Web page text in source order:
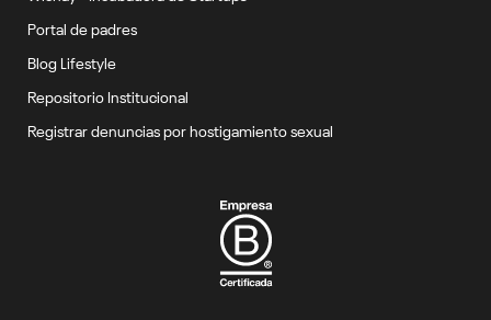
Portal de padres
Blog Lifestyle
Repositorio Institucional
Registrar denuncias por hostigamiento sexual